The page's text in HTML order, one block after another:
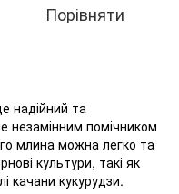
Порівняти
надійний та
незамінним помічником
млина можна легко та
культури, такі як
качани кукурудзи.